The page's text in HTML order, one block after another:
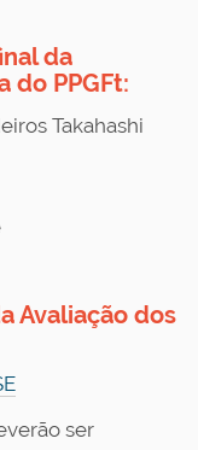
da
do PPGFt:
Takahashi
Avaliação dos
ser